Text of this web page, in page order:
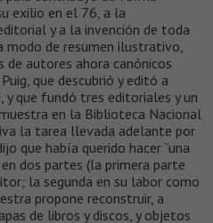
exilio en el 76, a la
y a la invención de toda
modo de resumen ilustrativo,
de autores ahora canónicos
que descubrió y editó a
y que fundó tres editoriales y un
en la Biblioteca Nacional
la tarea llevada adelante por
que había querido hacer “una
dos partes (la primera parte
la segunda en su labor como
propone reconstruir, a
de libros y discos, y objetos